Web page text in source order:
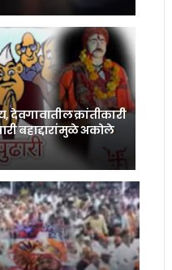
क्रांतीकारी
बहाद्दारांमुळे अकोले